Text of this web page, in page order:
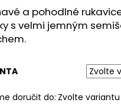
a pohodlné
s velmi jemným
doručit do: Zvolte variantu